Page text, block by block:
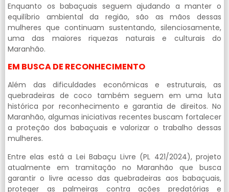
Enquanto os babaçuais seguem ajudando a manter o
equilíbrio ambiental da região, são as mãos dessas
mulheres que continuam sustentando, silenciosamente,
uma das maiores riquezas naturais e culturais do
Maranhão.
EM BUSCA DE RECONHECIMENTO
Além das dificuldades econômicas e estruturais, as
quebradeiras de coco também seguem em uma luta
histórica por reconhecimento e garantia de direitos. No
Maranhão, algumas iniciativas recentes buscam fortalecer
a proteção dos babaçuais e valorizar o trabalho dessas
mulheres.
Entre elas está a Lei Babaçu Livre (PL 421/2024), projeto
atualmente em tramitação no Maranhão que busca
garantir o livre acesso das quebradeiras aos babaçuais,
proteger as palmeiras contra ações predatórias e